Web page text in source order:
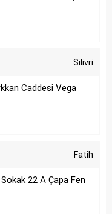
Silivri
Caddesi Vega
Fatih
22 A Çapa Fen